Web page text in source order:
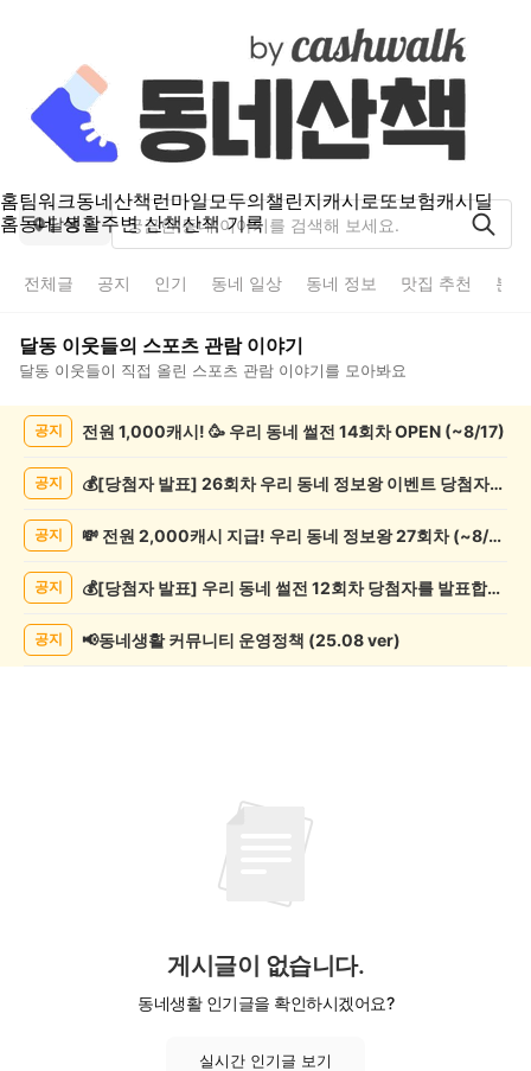
홈팀워크동네산책런마일모두의챌린지캐시로또보험캐시딜
홈동네 생활주변 산책산책 기록
달동
전체글 공지 인기 동네 일상 동네 정보 맛집 추천 분
달동 이웃들의 스포츠 관람이야기
달동 이웃들이 직접 올린 스포츠 관람 이야기를 모아봐요
록
공지 전원 1,000캐시! 🥳 우리 동네 썰전 14회차 OPEN (~8/17)
공지 💰[당첨자 발표] 26회차 우리 동네 정보왕 이벤트 당첨자를 발표합니다!
공지 💸 전원 2,000캐시 지급! 우리 동네 정보왕 27회차 (~8/10)
공지 💰[당첨자 발표] 우리 동네 썰전 12회차 당첨자를 발표합니다!
공지 📢동네생활 커뮤니티 운영정책 (25.08 ver)
게시글이 없습니다.
동네생활 인기글을 확인하시겠어요?
실시간 인기글 보기